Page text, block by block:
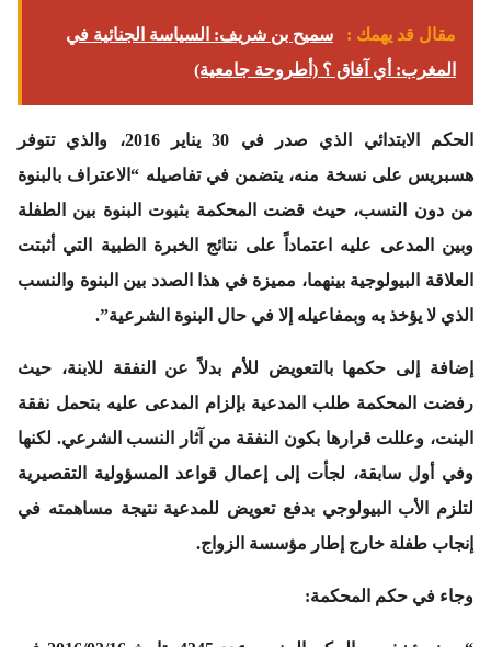
مقال قد يهمك :
سميح بن شريف: السياسة الجنائية في
المغرب: أي آفاق ؟ (أطروحة جامعية)
الحكم الابتدائي الذي صدر في 30 يناير 2016، والذي تتوفر
هسبريس على نسخة منه، يتضمن في تفاصيله “الاعتراف بالبنوة
من دون النسب، حيث قضت المحكمة بثبوت البنوة بين الطفلة
وبين المدعى عليه اعتماداً على نتائج الخبرة الطبية التي أثبتت
العلاقة البيولوجية بينهما، مميزة في هذا الصدد بين البنوة والنسب
الذي لا يؤخذ به وبمفاعيله إلا في حال البنوة الشرعية”.
إضافة إلى حكمها بالتعويض للأم بدلاً عن النفقة للابنة، حيث
رفضت المحكمة طلب المدعية بإلزام المدعى عليه بتحمل نفقة
البنت، وعللت قرارها بكون النفقة من آثار النسب الشرعي. لكنها
وفي أول سابقة، لجأت إلى إعمال قواعد المسؤولية التقصيرية
لتلزم الأب البيولوجي بدفع تعويض للمدعية نتيجة مساهمته في
إنجاب طفلة خارج إطار مؤسسة الزواج.
وجاء في حكم المحكمة: